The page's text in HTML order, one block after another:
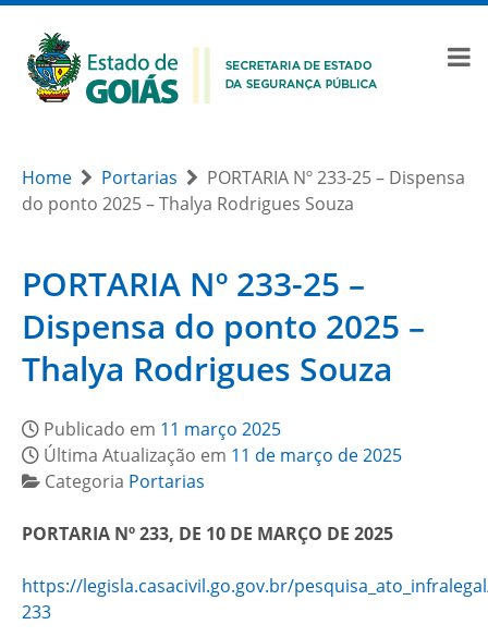
Home Portarias
PORTARIA Nº 233-25 – Dispensa
do ponto 2025 – Thalya Rodrigues Souza
PORTARIA Nº 233-25 –
Dispensa do ponto 2025 –
Thalya Rodrigues Souza
Publicado em 11 março 2025
Última Atualização em 11 de março de 2025
Categoria Portarias
PORTARIA Nº 233, DE 10 DE MARÇO DE 2025
https://legisla.casacivil.go.gov.br/
233